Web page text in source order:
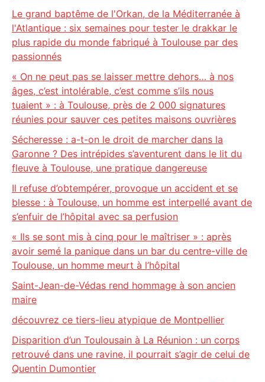
Le grand baptême de l'Orkan, de la Méditerranée à
l'Atlantique : six semaines pour tester le drakkar le
plus rapide du monde fabriqué à Toulouse par des
passionnés
« On ne peut pas se laisser mettre dehors… à nos
âges, c’est intolérable, c’est comme s’ils nous
tuaient » : à Toulouse, près de 2 000 signatures
réunies pour sauver ces petites maisons ouvrières
Sécheresse : a-t-on le droit de marcher dans la
Garonne ? Des intrépides s’aventurent dans le lit du
fleuve à Toulouse, une pratique dangereuse
Il refuse d’obtempérer, provoque un accident et se
blesse : à Toulouse, un homme est interpellé avant de
s’enfuir de l’hôpital avec sa perfusion
« Ils se sont mis à cinq pour le maîtriser » : après
avoir semé la panique dans un bar du centre-ville de
Toulouse, un homme meurt à l’hôpital
Saint-Jean-de-Védas rend hommage à son ancien
maire
découvrez ce tiers-lieu atypique de Montpellier
Disparition d’un Toulousain à La Réunion : un corps
retrouvé dans une ravine, il pourrait s’agir de celui de
Quentin Dumontier